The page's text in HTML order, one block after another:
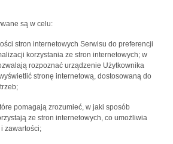
są w celu:
stron internetowych Serwisu do preferencji
korzystania ze stron internetowych; w
rozpoznać urządzenie Użytkownika
stronę internetową, dostosowaną do
pomagają zrozumieć, w jaki sposób
ze stron internetowych, co umożliwia
zawartości;